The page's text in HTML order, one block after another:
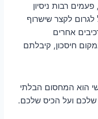
רבות ניסיון
לקצר שישרוף
אחרים
חיסכון, קיבלתם
הוא המחסום הבלתי
ועל הכיס שלכם.